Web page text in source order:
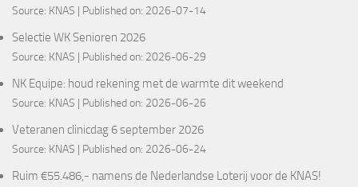
Source: KNAS Published on: 2026-07-14
Selectie WK Senioren 2026
Source: KNAS Published on: 2026-06-29
NK Equipe: houd rekening met de warmte dit weekend
Source: KNAS Published on: 2026-06-26
Veteranen clinicdag 6 september 2026
Source: KNAS Published on: 2026-06-24
Ruim €55.486,- namens de Nederlandse Loterij voor de KNAS!